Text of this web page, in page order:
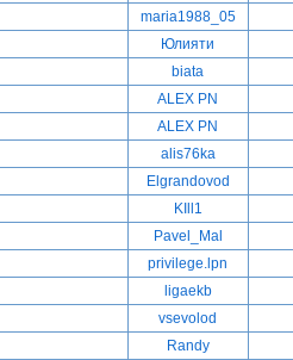
maria1988_05
Юлияти
biata
ALEX PN
ALEX PN
alis76ka
Elgrandovod
KIll1
Pavel_Mal
privilege.lpn
ligaekb
vsevolod
Randy